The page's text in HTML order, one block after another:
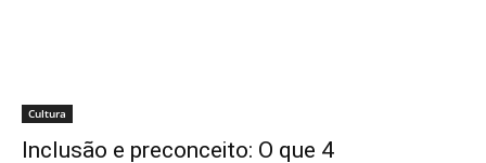
Cultura
Inclusão e preconceito: O que 4